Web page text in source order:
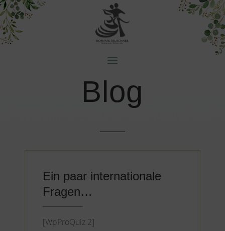
Blog
Ein paar internationale
Fragen…
[WpProQuiz 2]